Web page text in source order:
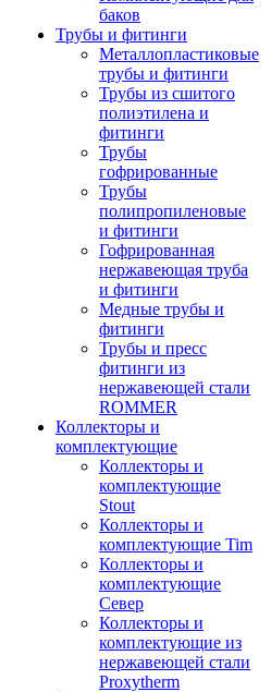
баков
Трубы и фитинги
Металлопластиковые
трубы и фитинги
Трубы из сшитого
полиэтилена и
фитинги
Трубы
гофрированные
Трубы
полипропиленовые
и фитинги
Гофрированная
нержавеющая труба
и фитинги
Медные трубы и
фитинги
Трубы и пресс
фитинги из
нержавеющей стали
ROMMER
Коллекторы и
комплектующие
Коллекторы и
комплектующие
Stout
Коллекторы и
комплектующие Tim
Коллекторы и
комплектующие
Север
Коллекторы и
комплектующие из
нержавеющей стали
Proxytherm